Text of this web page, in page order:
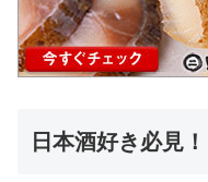
日本酒好き必見！